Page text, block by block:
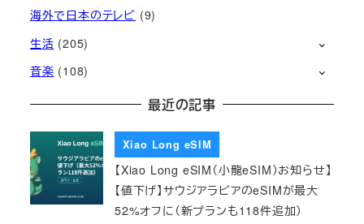
海外で日本のテレビ (9)
生活 (205)
音楽 (108)
最近の記事
Xiao Long eSIM
【Xiao Long eSIM（小龍eSIM）お知らせ】
【値下げ】サウジアラビアのeSIMが最大
52%オフに（新プランも118件追加）